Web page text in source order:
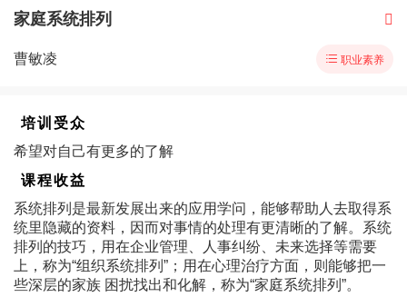
家庭系统排列 
曹敏凌  职业素养
培训受众
希望对自己有更多的了解
课程收益
系统排列是最新发展出来的应用学问，能够帮助人去取得系
统里隐藏的资料，因而对事情的处理有更清晰的了解。系统
排列的技巧，用在企业管理、人事纠纷、未来选择等需要
上，称为“组织系统排列”；用在心理治疗方面，则能够把一
些深层的家族 困扰找出和化解，称为“家庭系统排列”。